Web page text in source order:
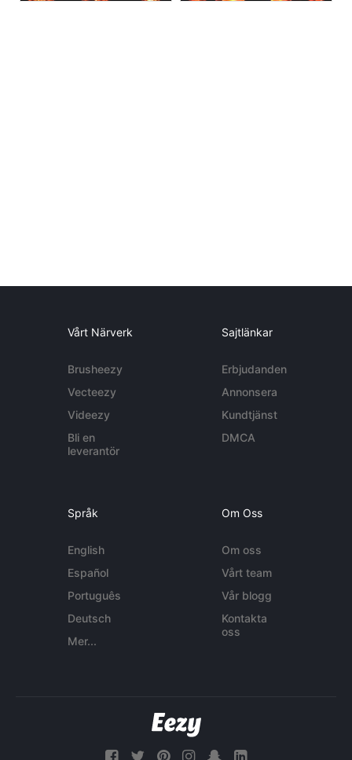
Vårt Närverk
Brusheezy
Vecteezy
Videezy
Bli en
leverantör
Sajtlänkar
Erbjudanden
Annonsera
Kundtjänst
DMCA
Språk
English
Español
Português
Deutsch
Mer...
Om Oss
Om oss
Vårt team
Vår blogg
Kontakta
oss